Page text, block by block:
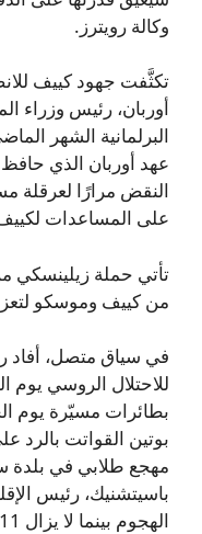
وكالة رويترز.
تكثَّفت جهود كييف
أوربان، رئيس وزراء
البرلمانية الشهر
عهد أوربان الذي
النقض مرارًا لعرقلة
على المساعدات
تأتي حملة زيلينسكي
من كييف وموسكو
في سياق متصل، أفاد
للاحتلال الروسي
بوتين القواتت بالرد
مهجع طلابي في بلدة
الهجوم بينما لا يزال 11 مفقودين.